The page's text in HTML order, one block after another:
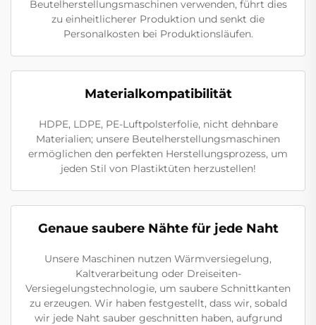
Beutelherstellungsmaschinen verwenden, führt dies
zu einheitlicherer Produktion und senkt die
Personalkosten bei Produktionsläufen.
Materialkompatibilität
HDPE, LDPE, PE-Luftpolsterfolie, nicht dehnbare
Materialien; unsere Beutelherstellungsmaschinen
ermöglichen den perfekten Herstellungsprozess, um
jeden Stil von Plastiktüten herzustellen!
Genaue saubere Nähte für jede Naht
Unsere Maschinen nutzen Wärmversiegelung,
Kaltverarbeitung oder Dreiseiten-
Versiegelungstechnologie, um saubere Schnittkanten
zu erzeugen. Wir haben festgestellt, dass wir, sobald
wir jede Naht sauber geschnitten haben, aufgrund